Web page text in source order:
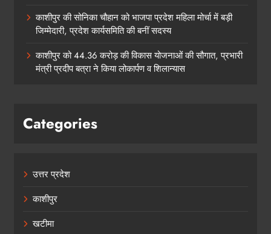
काशीपुर की सोनिका चौहान को भाजपा प्रदेश महिला मोर्चा में बड़ी
जिम्मेदारी, प्रदेश कार्यसमिति की बनीं सदस्य
काशीपुर को 44.36 करोड़ की विकास योजनाओं की सौगात, प्रभारी
मंत्री प्रदीप बत्रा ने किया लोकार्पण व शिलान्यास
Categories
उत्तर प्रदेश
काशीपुर
खटीमा